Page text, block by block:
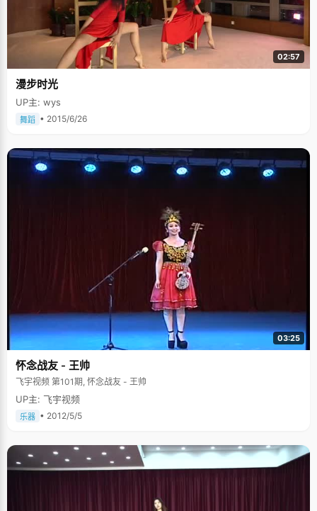
02:57
漫步时光
UP主: wys
舞蹈 • 2015/6/26
03:25
怀念战友 - 王帅
飞宇视频 第101期, 怀念战友 - 王帅
UP主: 飞宇视频
乐器 • 2012/5/5